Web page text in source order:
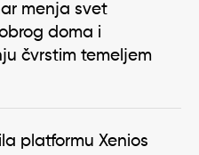
menja svet
doma i
čvrstim temeljem
platformu Xenios